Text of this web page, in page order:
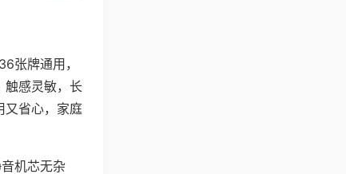
张牌通用，
触感灵敏，长
又省心，家庭
机芯无杂